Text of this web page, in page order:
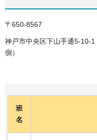
〒650-8567
神戸市中央区下山手通5-10-1
側）
班
名